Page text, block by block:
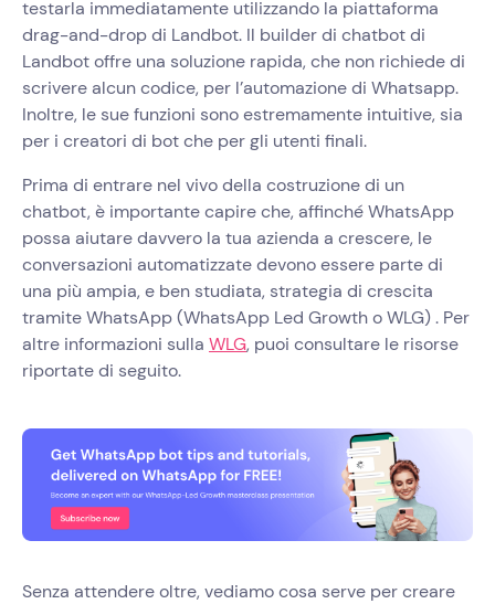
testarla immediatamente utilizzando la piattaforma
drag-and-drop di Landbot. Il builder di chatbot di
Landbot offre una soluzione rapida, che non richiede di
scrivere alcun codice, per l’automazione di Whatsapp.
Inoltre, le sue funzioni sono estremamente intuitive, sia
per i creatori di bot che per gli utenti finali.
Prima di entrare nel vivo della costruzione di un
chatbot, è importante capire che, affinché WhatsApp
possa aiutare davvero la tua azienda a crescere, le
conversazioni automatizzate devono essere parte di
una più ampia, e ben studiata, strategia di crescita
tramite WhatsApp (WhatsApp Led Growth o WLG) . Per
altre informazioni sulla WLG, puoi consultare le risorse
riportate di seguito.
Senza attendere oltre, vediamo cosa serve per creare